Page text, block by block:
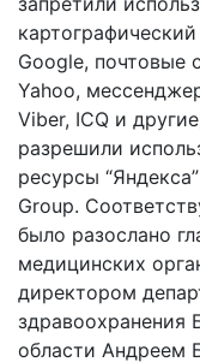
Google, почтовые
Yahoo,
Viber, ICQ и
разрешили
ресурсы
Group.
было разослано
медицинских
директором
здравоохранения
области Андреем